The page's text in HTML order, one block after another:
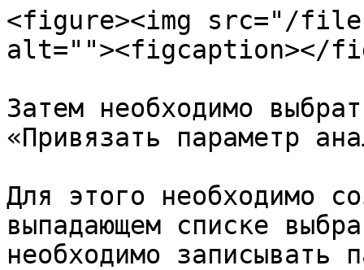
<figure><img src="/files/
alt=""><figcaption></
Затем необходимо
«Привязать параметр
Для этого необходимо
выпадающем списке
необходимо записывать